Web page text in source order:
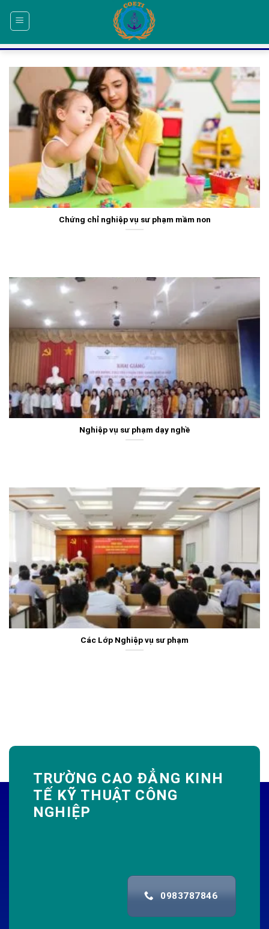
Chứng chỉ nghiệp vụ sư phạm mầm non
Nghiệp vụ sư phạm dạy nghề
Các Lớp Nghiệp vụ sư phạm
TRƯỜNG CAO ĐẲNG KINH
TẾ KỸ THUẬT CÔNG
NGHIỆP
0983787846